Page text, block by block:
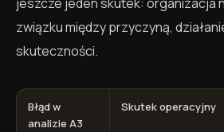
związku między przyczyną,
skuteczności.
Błąd w
analizie A3
Skutek operacyjny